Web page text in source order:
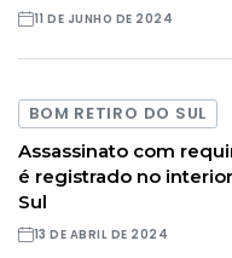
11 DE JUNHO DE 2024
BOM RETIRO DO SUL
Assassinato com
é registrado no
Sul
13 DE ABRIL DE 2024